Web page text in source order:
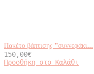
Πακέτο βάπτισης ”συννεφάκι...
150,00€
Προσθήκη στο Καλάθι